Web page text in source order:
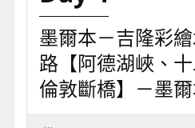
墨爾本－吉隆彩
路【阿德湖峽、
倫敦斷橋】－墨